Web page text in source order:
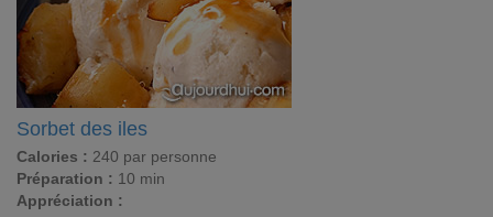
Sorbet des iles
Calories : 240 par personne
Préparation : 10 min
Appréciation :